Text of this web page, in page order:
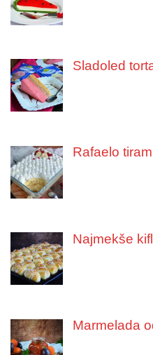
Sladoled
Rafaelo
Najmekše
Marmelada